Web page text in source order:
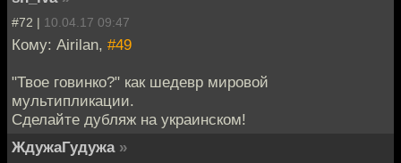
#72 | 10.04.17 09:47
Кому: Airilan, #49
"Твое говинко?" как шедевр мировой
мультипликации.
Сделайте дубляж на украинском!
ЖдужаГудужа »